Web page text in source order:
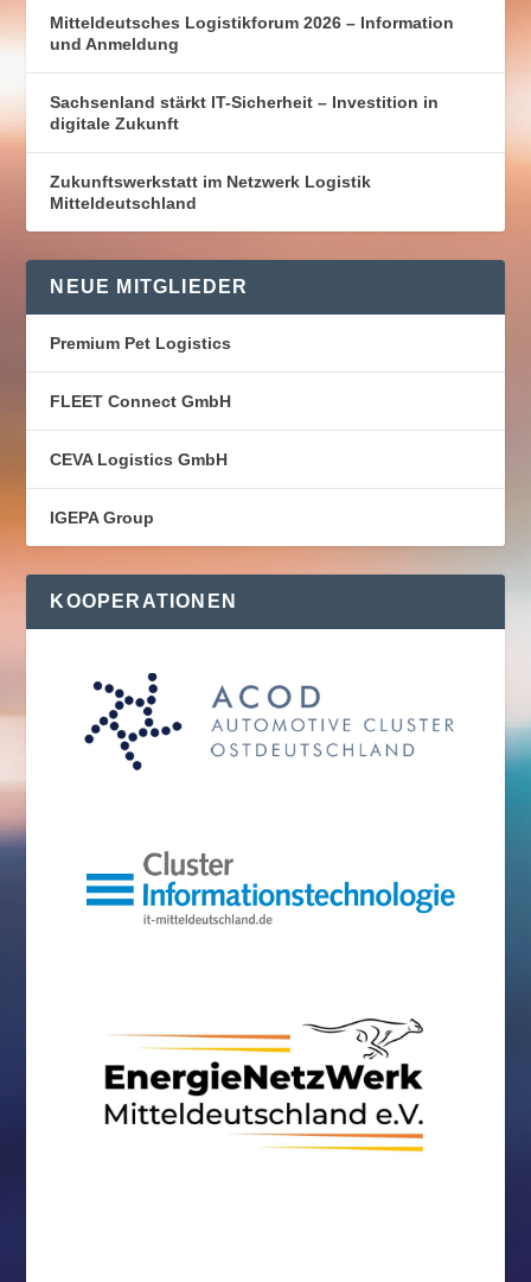
Mitteldeutsches Logistikforum 2026 – Information
und Anmeldung
Sachsenland stärkt IT-Sicherheit – Investition in
digitale Zukunft
Zukunftswerkstatt im Netzwerk Logistik
Mitteldeutschland
NEUE MITGLIEDER
Premium Pet Logistics
FLEET Connect GmbH
CEVA Logistics GmbH
IGEPA Group
KOOPERATIONEN